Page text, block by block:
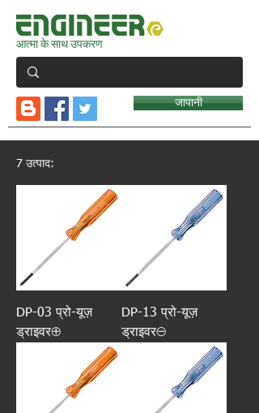
आत्मा के साथ उपकरण
जापानी
7 उत्पाद:
DP-03 प्रो-यूज़
ड्राइवर⊕
DP-13 प्रो-यूज़
ड्राइवर⊖